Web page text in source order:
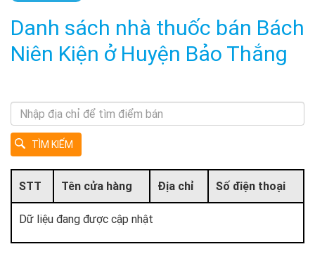
Danh sách nhà thuốc bán Bách
Niên Kiện ở Huyện Bảo Thắng
STT Tên cửa hàng Địa chỉ Số điện thoại
Dữ liệu đang được cập nhật